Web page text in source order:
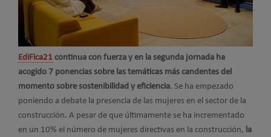
EdiFica21 continua con fuerza y en la segunda jornada ha
acogido 7 ponencias sobre las temáticas más candentes del
momento sobre sostenibilidad y eficiencia. Se ha empezado
poniendo a debate la presencia de las mujeres en el sector de la
construcción. A pesar de que últimamente se ha incrementado
en un 10% el número de mujeres directivas en la construcción, la